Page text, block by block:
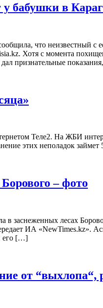
бабушки в
что неизвестный с
Хотя с момента
признательные
Теле2. На ЖБИ
этих неполадок
– фото
заснеженных лесах
ИА «NewTimes.kz».
его […]
от “выхлопа“,